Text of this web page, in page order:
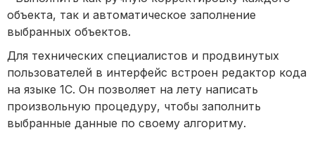
объекта, так и автоматическое заполнение
выбранных объектов.
Для технических специалистов и продвинутых
пользователей в интерфейс встроен редактор кода
на языке 1С. Он позволяет на лету написать
произвольную процедуру, чтобы заполнить
выбранные данные по своему алгоритму.